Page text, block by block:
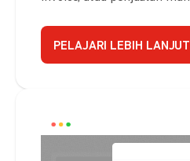
PELAJARI LEBIH LANJUT